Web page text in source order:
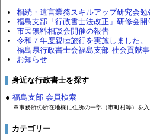
相続・遺言業務スキルアップ研究会
福島支部「行政書士法改正」研修会開
市民無料相談会開催の報告
令和７年度親睦旅行を実施しました。
福島県行政書士会福島支部 社会貢献
お知らせ
身近な行政書士を探す
● 福島支部 会員検索
※事務所の所在地欄に住所の一部（市町村等）を
カテゴリー